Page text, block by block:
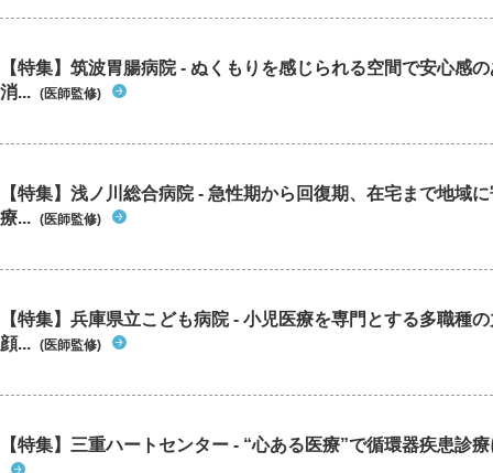
【特集】筑波胃腸病院 - ぬくもりを感じられる空間で安心感
消... (医師監修)
【特集】浅ノ川総合病院 - 急性期から回復期、在宅まで地域
療... (医師監修)
【特集】兵庫県立こども病院 - 小児医療を専門とする多職種
顔... (医師監修)
【特集】三重ハートセンター - “心ある医療”で循環器疾患診